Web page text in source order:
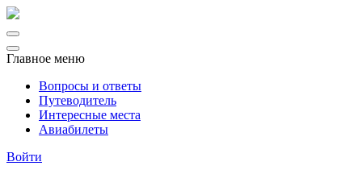
Главное меню
Вопросы и ответы
Путеводитель
Интересные места
Авиабилеты
Войти